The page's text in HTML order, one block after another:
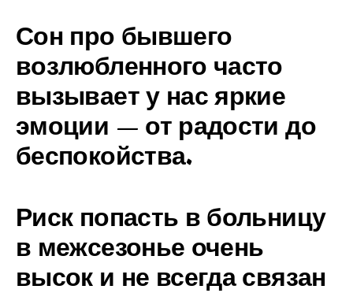
Сон про бывшего
возлюбленного часто
вызывает у нас яркие
эмоции — от радости до
беспокойства.
Риск попасть в больницу
в межсезонье очень
высок и не всегда связан